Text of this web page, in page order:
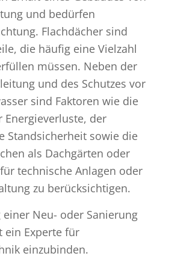
und bedürfen
Flachdächer sind
die häufig eine Vielzahl
müssen. Neben der
und des Schutzes vor
sind Faktoren wie die
Energieverluste, der
Standsicherheit sowie die
als Dachgärten oder
technische Anlagen oder
zu berücksichtigen.
Neu- oder Sanierung
ein Experte für
einzubinden.